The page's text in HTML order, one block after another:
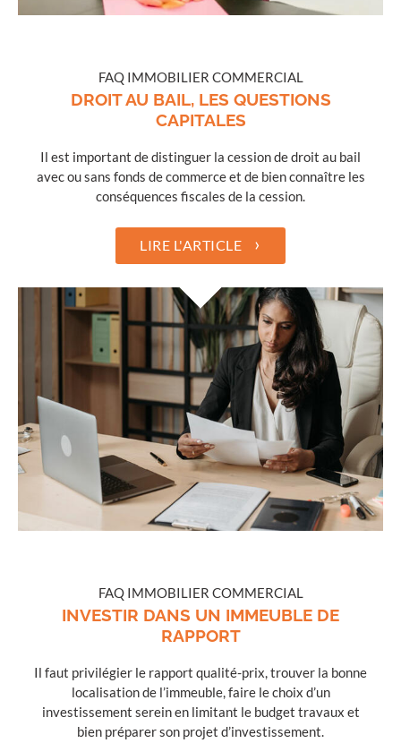
FAQ IMMOBILIER COMMERCIAL
DROIT AU BAIL, LES QUESTIONS
CAPITALES
Il est important de distinguer la cession de droit au bail
avec ou sans fonds de commerce et de bien connaître les
conséquences fiscales de la cession.
LIRE L'ARTICLE ›
FAQ IMMOBILIER COMMERCIAL
INVESTIR DANS UN IMMEUBLE DE
RAPPORT
Il faut privilégier le rapport qualité-prix, trouver la bonne
localisation de l’immeuble, faire le choix d’un
investissement serein en limitant le budget travaux et
bien préparer son projet d’investissement.